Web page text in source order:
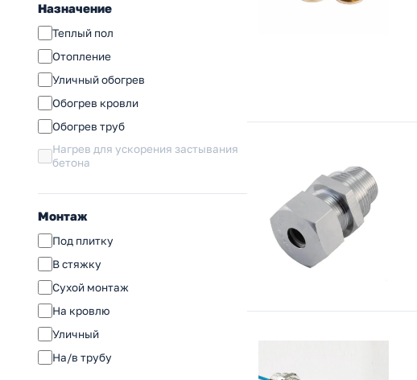
Назначение
Теплый пол
Отопление
Уличный обогрев
Обогрев кровли
Обогрев труб
Нагрев для ускорения застывания
бетона
Монтаж
Под плитку
В стяжку
Сухой монтаж
На кровлю
Уличный
На/в трубу